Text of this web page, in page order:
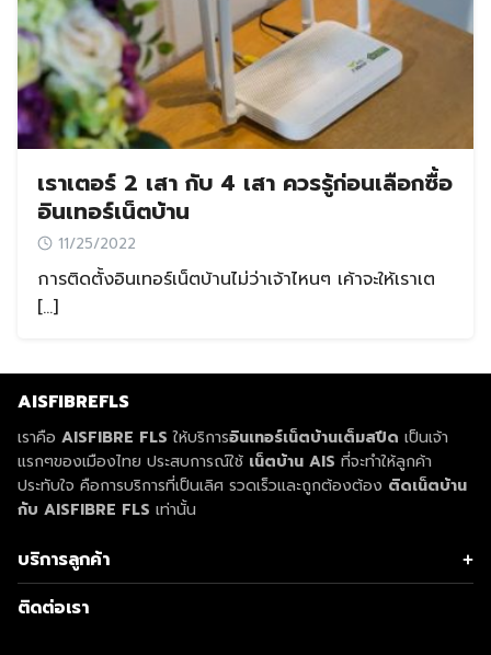
Search
for:
Search
เราเตอร์ 2 เสา กับ 4 เสา ควรรู้ก่อนเลือกซื้อ
อินเทอร์เน็ตบ้าน
11/25/2022
การติดตั้งอินเทอร์เน็ตบ้านไม่ว่าเจ้าไหนๆ เค้าจะให้เราเต
[…]
AISFIBREFLS
เราคือ AISFIBRE FLS ให้บริการอินเทอร์เน็ตบ้านเต็มสปีด เป็นเจ้า
แรกๆของเมืองไทย ประสบการณ์ใช้ เน็ตบ้าน AIS ที่จะทำให้ลูกค้า
ประทับใจ คือการบริการที่เป็นเลิศ รวดเร็วและถูกต้องต้อง ติดเน็ตบ้าน
กับ AISFIBRE FLS เท่านั้น
บริการลูกค้า
เกี่ยวกับ AIS
ติดเน็ตบ้าน AIS
ติดต่อเรา